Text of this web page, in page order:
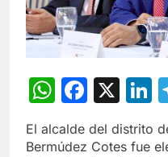
X
El alcalde del distrito
Bermúdez Cotes fue